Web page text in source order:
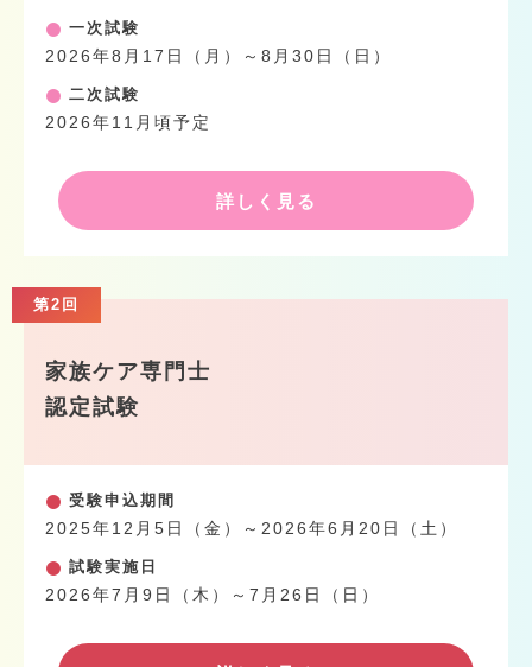
一次試験
2026年8月17日（月）～8月30日（日）
二次試験
2026年11月頃予定
詳しく見る
第2回
家族ケア専門士
認定試験
受験申込期間
2025年12月5日（金）～2026年6月20日（土）
試験実施日
2026年7月9日（木）～7月26日（日）